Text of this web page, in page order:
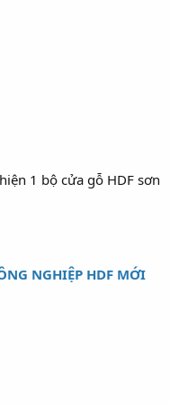
1 bộ cửa gỗ HDF sơn
NGHIỆP HDF MỚI